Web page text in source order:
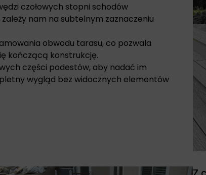
czołowych stopni schodów
nam na subtelnym zaznaczeniu
obwodu tarasu, co pozwala
kończącą konstrukcję.
części podestów, aby nadać im
wygląd bez widocznych elementów